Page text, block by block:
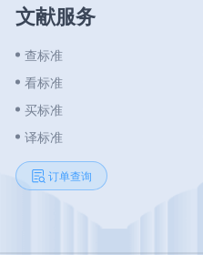
文献服务
查标准
看标准
买标准
译标准
订单查询